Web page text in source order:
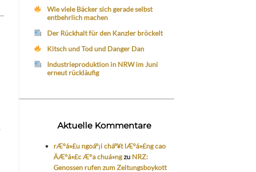
Wie viele Bäcker sich gerade selbst
entbehrlich machen
Der Rückhalt für den Kanzler bröckelt
Kitsch und Tod und Danger Dan
Industrieproduktion in NRW im Juni
erneut rückläufig
Aktuelle Kommentare
rÆ°á»£u ngoáº¡i cháº¥t lÆ°á»£ng cao
ÄÆ°á»£c Æ°a chuá»ngzu NRZ:
Genossen rufen zum Zeitungsboykott